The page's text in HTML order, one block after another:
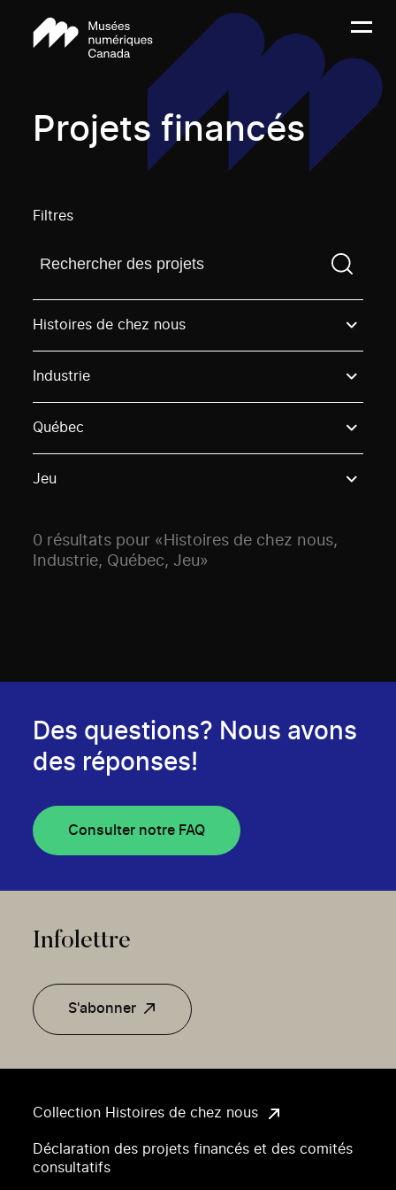
Projets financés
Filtres
Trouvez un projetVous devez saisir un terme de
Histoires de chez nous
Industrie
Québec
Jeu
0 résultats pour «Histoires de chez nous,
Industrie, Québec, Jeu»
Collection Histoires de chez nous
Déclaration des projets financés et des comités
consultatifs
Des questions? Nous avons
des réponses!
Consulter notre FAQ
Infolettre
S'abonner